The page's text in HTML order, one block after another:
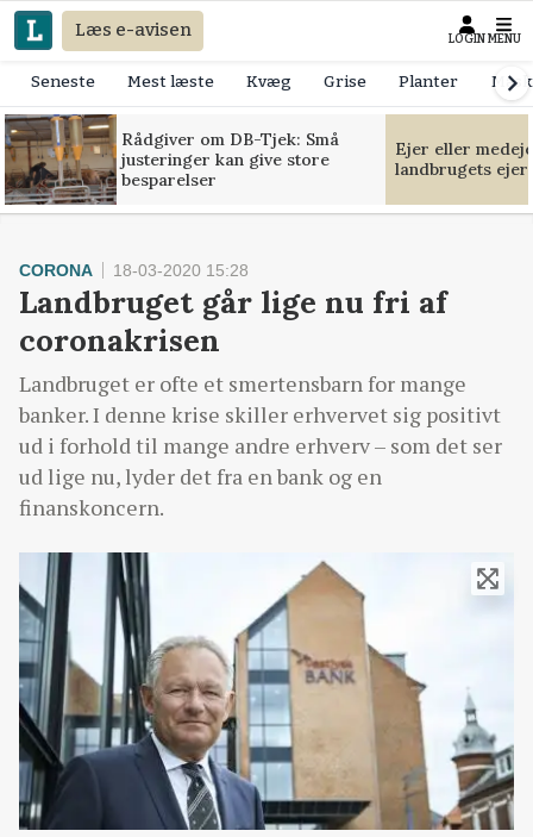
Læs e-avisen LOGIN MENU
Seneste Mest læste Kvæg Grise Planter
Rådgiver om DB-Tjek: Små
justeringer kan give store
besparelser
Ejer eller
landbrugets
CORONA 18-03-2020 15:28
Landbruget går lige nu fri af
coronakrisen
Landbruget er ofte et smertensbarn for mange
banker. I denne krise skiller erhvervet sig positivt
ud i forhold til mange andre erhverv – som det ser
ud lige nu, lyder det fra en bank og en
finanskoncern.